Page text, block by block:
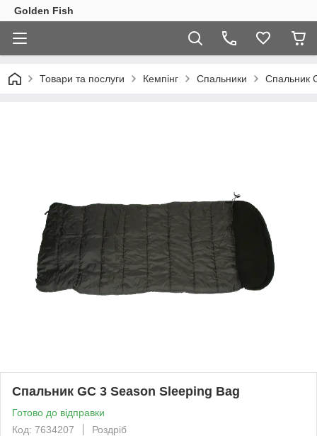
Golden Fish
Товари та послуги Кемпінг Спальники Спальник
Спальник GC 3 Season Sleeping Bag
Готово до відправки
Код: 7634207
Роздріб